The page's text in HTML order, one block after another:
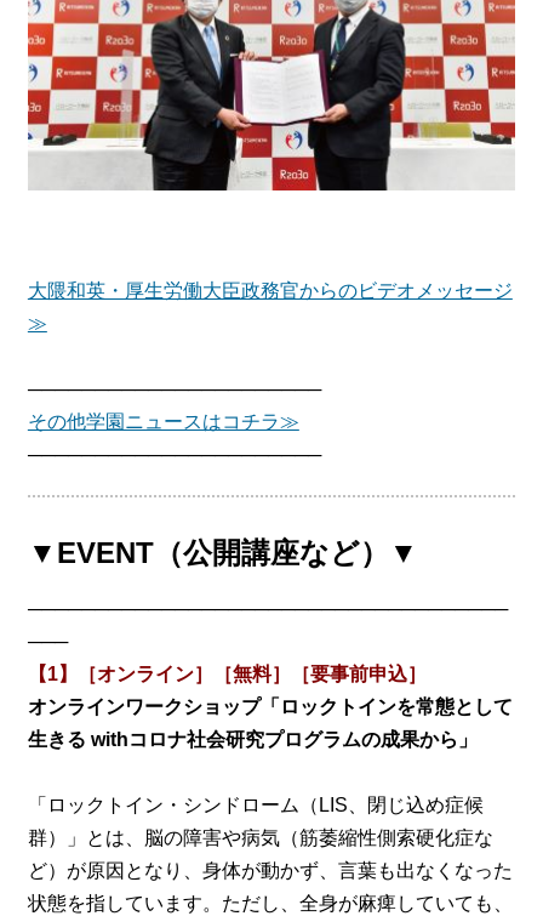
大隈和英・厚生労働大臣政務官からのビデオメッセージ
≫
──────────────────────
その他学園ニュースはコチラ≫
──────────────────────
▼EVENT（公開講座など）▼
────────────────────────────────────
───
【1】［オンライン］［無料］［要事前申込］
オンラインワークショップ「ロックトインを常態として
生きる withコロナ社会研究プログラムの成果から」
「ロックトイン・シンドローム（LIS、閉じ込め症候
群）」とは、脳の障害や病気（筋萎縮性側索硬化症な
ど）が原因となり、身体が動かず、言葉も出なくなった
状態を指しています。ただし、全身が麻痺していても、